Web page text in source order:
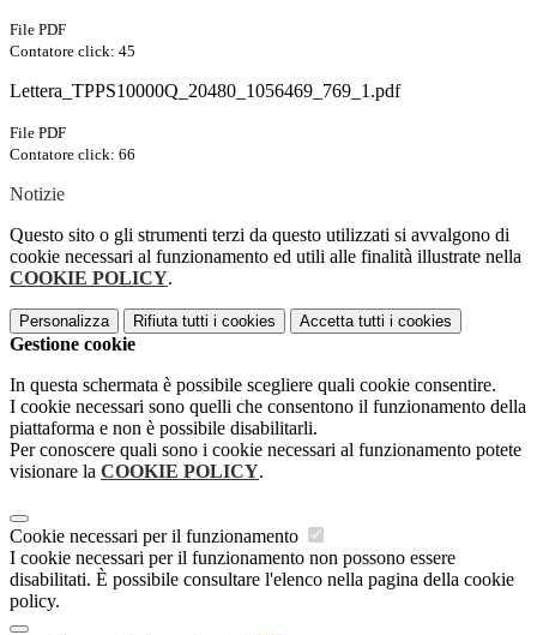
File PDF
Contatore click: 45
Lettera_TPPS10000Q_20480_1056469_769_1.pdf
File PDF
Contatore click: 66
Notizie
Questo sito o gli strumenti terzi da questo utilizzati si avvalgono di
cookie necessari al funzionamento ed utili alle finalità illustrate nella
COOKIE POLICY.
Personalizza Rifiuta tutti i cookies Accetta tutti i cookies
Gestione cookie
In questa schermata è possibile scegliere quali cookie consentire.
I cookie necessari sono quelli che consentono il funzionamento della
piattaforma e non è possibile disabilitarli.
Per conoscere quali sono i cookie necessari al funzionamento potete
visionare la COOKIE POLICY.
Cookie necessari per il funzionamento
I cookie necessari per il funzionamento non possono essere
disabilitati. È possibile consultare l'elenco nella pagina della cookie
policy.